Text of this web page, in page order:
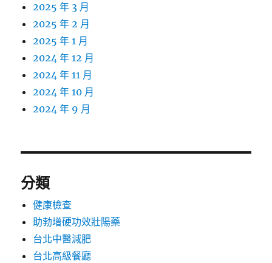
2025 年 3 月
2025 年 2 月
2025 年 1 月
2024 年 12 月
2024 年 11 月
2024 年 10 月
2024 年 9 月
分類
健康檢查
助勃增硬功效壯陽藥
台北中醫減肥
台北高級餐廳